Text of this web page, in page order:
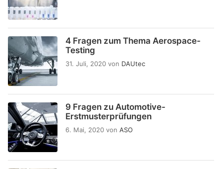
4 Fragen zum Thema Aerospace-
Testing
31. Juli, 2020 von DAUtec
9 Fragen zu Automotive-
Erstmusterprüfungen
6. Mai, 2020 von ASO